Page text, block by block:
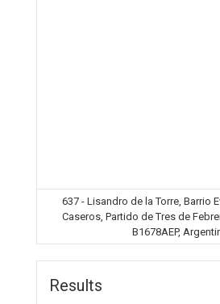
637 - Lisandro de la Torre, Barrio
Caseros, Partido de Tres de
B1678AEP,
Results